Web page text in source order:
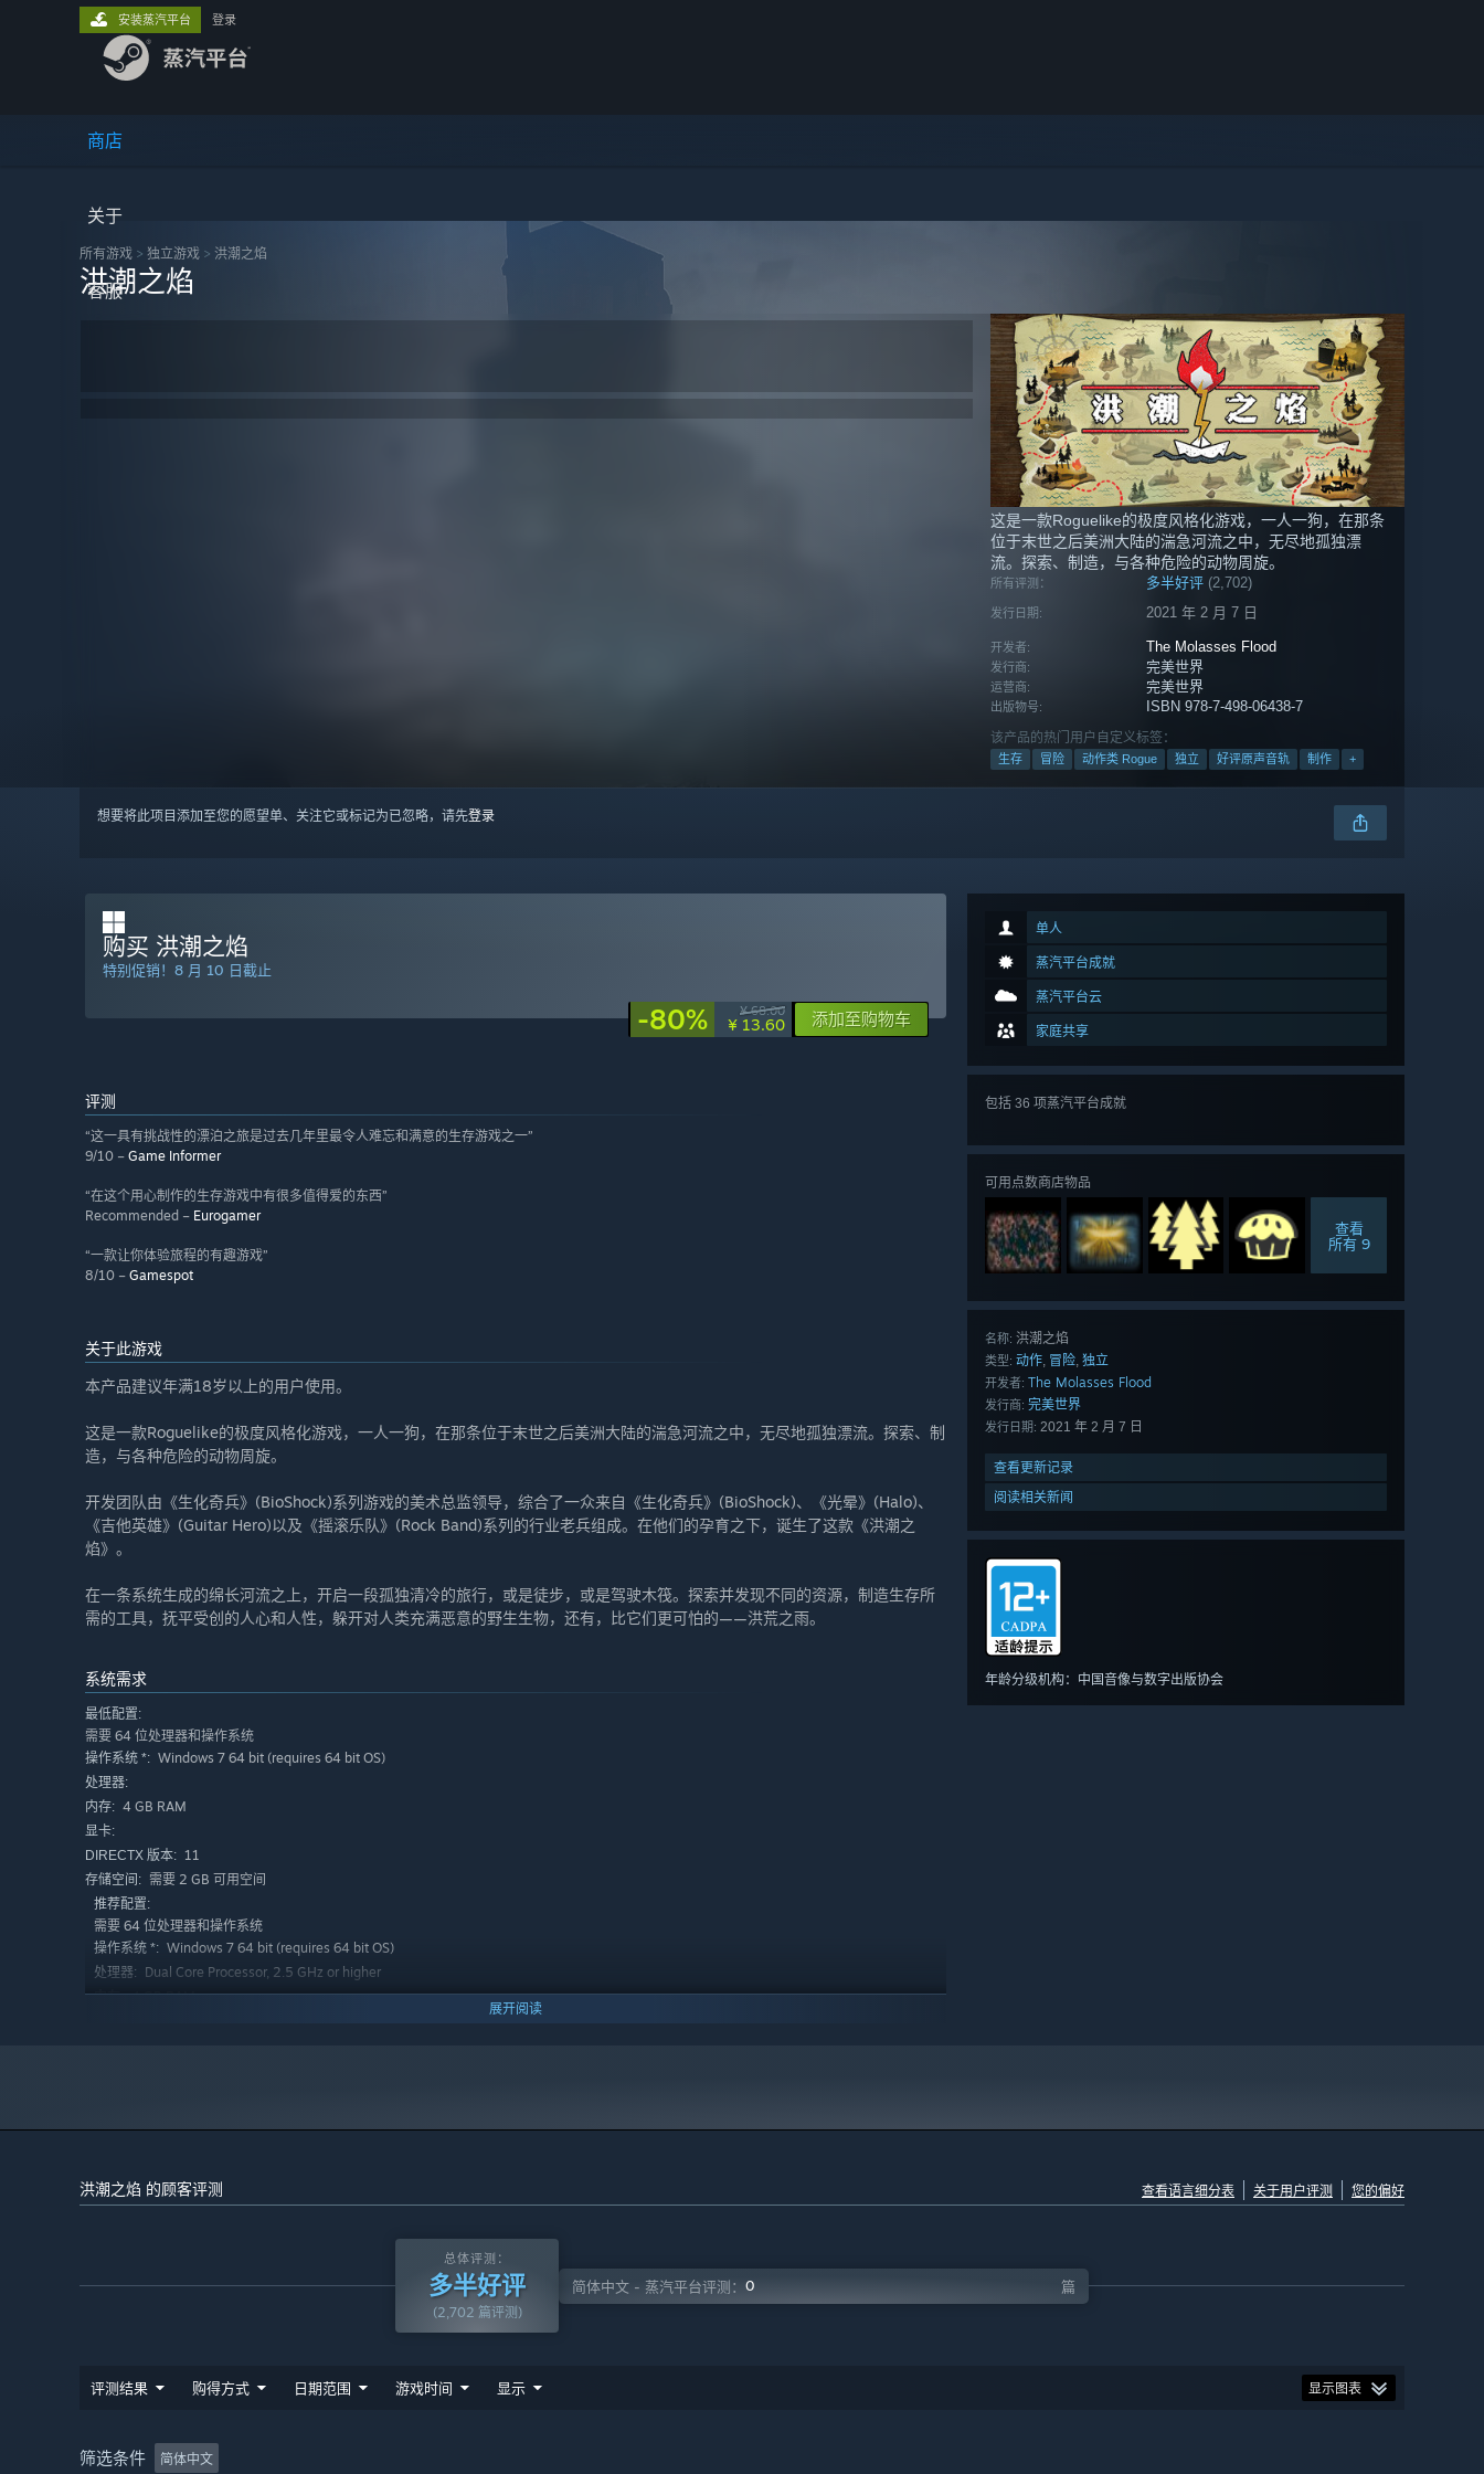
商店
关于
客服
安装蒸汽平台 登录
所有游戏 > 独立‎游戏 > 洪潮之焰
洪潮之焰
这是一款Roguelike的极度风格化游戏，一人一狗，在那条
位于末世之后美洲大陆的湍急河流之中，无尽地孤独漂
流。探索、制造，与各种危险的动物周旋。
所有评测： 多半好评 (2,702)
发行日期: 2021 年 2 月 7 日
开发者: The Molasses Flood
发行商: 完美世界
运营商: 完美世界
出版物号: ISBN 978-7-498-06438-7
该产品的热门用户自定义标签：
生存 冒险 动作类 Rogue 独立 好评原声音轨 制作 +
想要将此项目添加至您的愿望单、关注它或标记为已忽略，请先登录
单人
蒸汽平台成就
蒸汽平台云
家庭共享
包括 36 项蒸汽平台成就
可用点数商店物品
查看
所有 9
名称: 洪潮之焰
类型: 动作, 冒险, 独立
开发者: The Molasses Flood
发行商: 完美世界
发行日期: 2021 年 2 月 7 日
查看更新记录
阅读相关新闻
年龄分级机构：中国音像与数字出版协会
购买 洪潮之焰
特别促销！8 月 10 日截止
-80% ¥ 68.00
¥ 13.60 添加至购物车
评测
“这一具有挑战性的漂泊之旅是过去几年里最令人难忘和满意的生存游戏之一”
9/10 – Game Informer
“在这个用心制作的生存游戏中有很多值得爱的东西”
Recommended – Eurogamer
“一款让你体验旅程的有趣游戏”
8/10 – Gamespot
关于此游戏
本产品建议年满18岁以上的用户使用。
这是一款Roguelike的极度风格化游戏，一人一狗，在那条位于末世之后美洲大陆的湍急河流之中，无尽地孤独漂流。探索、制
造，与各种危险的动物周旋。
开发团队由《生化奇兵》(BioShock)系列游戏的美术总监领导，综合了一众来自《生化奇兵》(BioShock)、《光晕》(Halo)、
《吉他英雄》(Guitar Hero)以及《摇滚乐队》(Rock Band)系列的行业老兵组成。在他们的孕育之下，诞生了这款《洪潮之
焰》。
在一条系统生成的绵长河流之上，开启一段孤独清冷的旅行，或是徒步，或是驾驶木筏。探索并发现不同的资源，制造生存所
需的工具，抚平受创的人心和人性，躲开对人类充满恶意的野生生物，还有，比它们更可怕的——洪荒之雨。
系统需求
最低配置:
需要 64 位处理器和操作系统
操作系统 *: Windows 7 64 bit (requires 64 bit OS)
处理器:
内存: 4 GB RAM
显卡:
DIRECTX 版本: 11
存储空间: 需要 2 GB 可用空间
推荐配置:
需要 64 位处理器和操作系统
操作系统 *: Windows 7 64 bit (requires 64 bit OS)
处理器: Dual Core Processor, 2.5 GHz or higher
内存: 4 GB RAM
展开阅读
洪潮之焰 的顾客评测 查看语言细分表 关于用户评测 您的偏好
总体评测：
多半好评
(2,702 篇评测)
简体中文 - 蒸汽平台评测： 0 篇
评测结果 购得方式 日期范围 游戏时间 显示 显示图表
筛选条件 简体中文